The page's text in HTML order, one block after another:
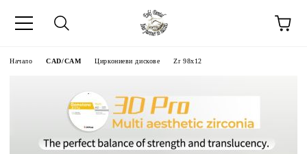
Начало CAD/CAM Циркониеви дискове Zr 98x12